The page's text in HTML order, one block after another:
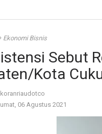
Ekonomi Bisnis
Sebut
Kota
06 Agustus 2021